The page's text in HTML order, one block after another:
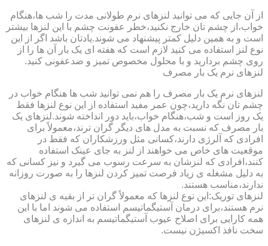
از آن جایی که می توانید لنزهای نرم طولانی مدت را شب ها،هنگام
خواب،از چشم تان خارج نکنید،خطر عفونت چشم با این لنزها بیشتر
است و به همین دلیل کمتر پیشنهاد می شوند.یادتان باشد اگر از این
نوع لنز استفاده می کنید لازم است که هفته ای یک بار آن ها را از
روی چشم بردارید و با محلول مخصوص تمیز و ضدعفونی کنید.
لنزهای نرم یک بار مصرف
لنزهای نرم یک بار مصرف را هم نمی توانید شب ها هنگام خواب در
چشم تان نگه دارید،چون عمر مفید استفاده از این نوع لنزها فقط
یک روز است و شب،هنگام خواب،باید دور انداخته شوند.لنزهای یک
بار مصرف که نسبت به مدل های دیگر گران ترند،معمولاً برای
افرادی که آلرژی دارند،کسانی مثل ورزشکاران که فقط در
موقعیت های خاص می خواهند از لنز به جای عینک استفاده
کنند،افرادی که لنزشان به سرعت رسوب می گیرد و نیز کسانی که
به دلیل مشغله ی زیاد فرصت تمیز کردن لنزها را به صورت روزانه
ندارند،مناسب هستند.
لنزهای توریک:این نوع لنزها که معمولاً گران تر از بقیه ی لنزهای
نرم هستند،برای درمان آستیگماتیسم استفاده می شوند اما با این
همه کارایی برای اصلاح عیوب آستیگماتیسم به اندازه ی لنزهای
سخت نافذ اکسیژن نیست.